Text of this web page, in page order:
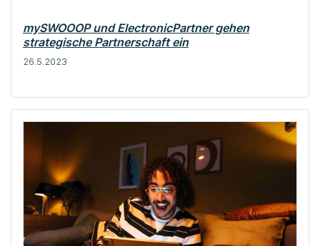
mySWOOOP und ElectronicPartner gehen
strategische Partnerschaft ein
26.5.2023